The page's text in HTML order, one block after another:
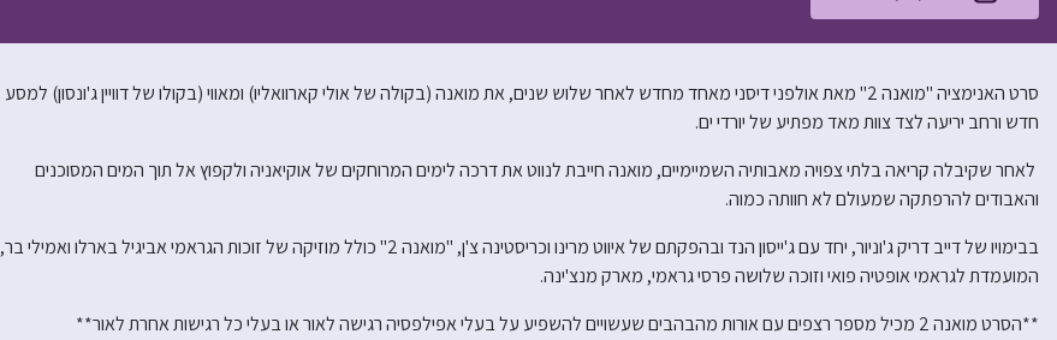
סרט האנימציה "מואנה 2" מאת אולפני דיסני מאחד מחדש לאחר שלוש שנים, את מואנה (בקולה של אולי קארוואליו) ומאווי (בקולו של דוויין ג'ונסון) למסע
חדש ורחב יריעה לצד צוות מאד מפתיע של יורדי ים.
לאחר שקיבלה קריאה בלתי צפויה מאבותיה השמיימיים, מואנה חייבת לנווט את דרכה לימים המרוחקים של אוקיאניה ולקפוץ אל תוך המים המסוכנים
והאבודים להרפתקה שמעולם לא חוותה כמוה.
בבימויו של דייב דריק ג'וניור, יחד עם ג'ייסון הנד ובהפקתם של איווט מרינו וכריסטינה צ'ן, "מואנה 2" כולל מוזיקה של זוכות הגראמי אביגיל בארלו ואמילי בר,
המועמדת לגראמי אופטיה פואי וזוכה שלושה פרסי גראמי, מארק מנצ'ינה.
**הסרט מואנה 2 מכיל מספר רצפים עם אורות מהבהבים שעשויים להשפיע על בעלי אפילפסיה רגישה לאור או בעלי כל רגישות אחרת לאור**